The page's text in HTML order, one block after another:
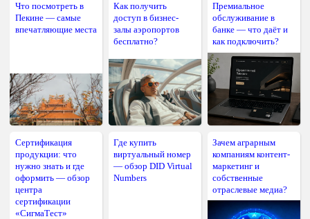
Что посмотреть в
Пекине — самые
впечатляющие места
Как получить
доступ в бизнес-
залы аэропортов
бесплатно?
Премиальное
обслуживание в
банке — что даёт и
как подключить?
Сертификация
продукции: что
нужно знать и где
оформить — обзор
центра
сертификации
«СигмаТест»
Где купить
виртуальный номер
— обзор DID Virtual
Numbers
Зачем аграрным
компаниям контент-
маркетинг и
собственные
отраслевые медиа?